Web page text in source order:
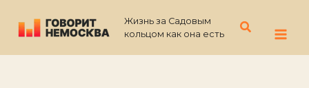
содержимому
Жизнь за Садовым
кольцом как она есть
Поиск